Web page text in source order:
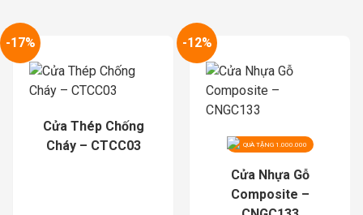
-12%
QUÀ TẶNG 1.000.000
Chống Cháy 01